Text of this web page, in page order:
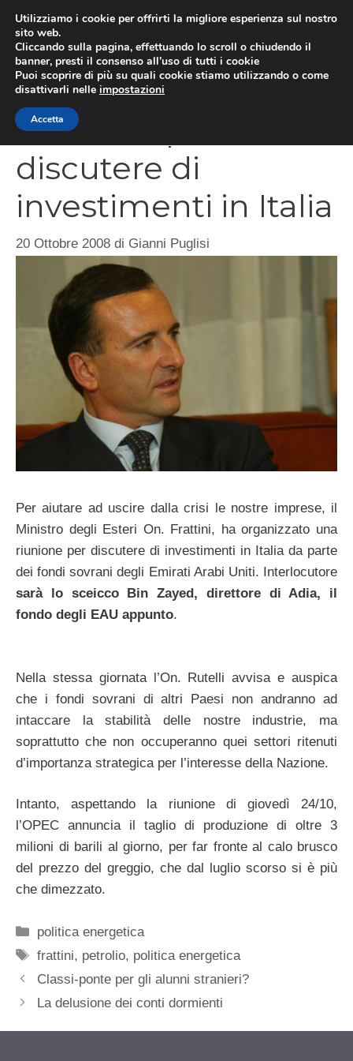
contenuto
Riunione per
discutere di
investimenti in Italia
20 Ottobre 2008 di Gianni Puglisi
Per aiutare ad uscire dalla crisi le nostre imprese, il
Ministro degli Esteri On. Frattini, ha organizzato una
riunione per discutere di investimenti in Italia da parte
dei fondi sovrani degli Emirati Arabi Uniti. Interlocutore
sarà lo sceicco Bin Zayed, direttore di Adia, il
fondo degli EAU appunto.
Nella stessa giornata l’On. Rutelli avvisa e auspica
che i fondi sovrani di altri Paesi non andranno ad
intaccare la stabilità delle nostre industrie, ma
soprattutto che non occuperanno quei settori ritenuti
d’importanza strategica per l’interesse della Nazione.
Intanto, aspettando la riunione di giovedì 24/10,
l’OPEC annuncia il taglio di produzione di oltre 3
milioni di barili al giorno, per far fronte al calo brusco
del prezzo del greggio, che dal luglio scorso si è più
che dimezzato.
Categorie
politica energetica
Tag
frattini, petrolio, politica energetica
Classi-ponte per gli alunni stranieri?
La delusione dei conti dormienti
Utilizziamo i cookie per offrirti la migliore esperienza sul nostro
sito web.
Cliccando sulla pagina, effettuando lo scroll o chiudendo il
banner, presti il consenso all’uso di tutti i cookie
Puoi scoprire di più su quali cookie stiamo utilizzando o come
disattivarli nelle impostazioni
Accetta